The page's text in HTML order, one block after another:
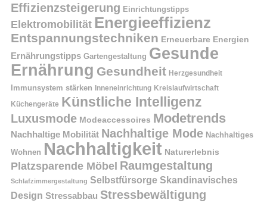
Effizienzsteigerung Einrichtungstipps
Elektromobilität Energieeffizienz
Entspannungstechniken Erneuerbare Energien
Ernährungstipps Gartengestaltung Gesunde
Ernährung Gesundheit Herzgesundheit
Immunsystem stärken Inneneinrichtung Kreislaufwirtschaft
Küchengeräte Künstliche Intelligenz
Luxusmode Modeaccessoires Modetrends
Nachhaltige Mobilität Nachhaltige Mode Nachhaltiges
Wohnen Nachhaltigkeit Naturerlebnis
Platzsparende Möbel Raumgestaltung
Schlafzimmergestaltung Selbstfürsorge Skandinavisches
Design Stressabbau Stressbewältigung